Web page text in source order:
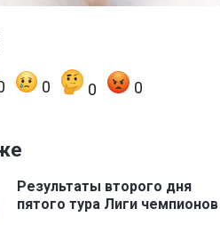
0 0 0
Результаты второго дня
пятого тура Лиги чемпионов